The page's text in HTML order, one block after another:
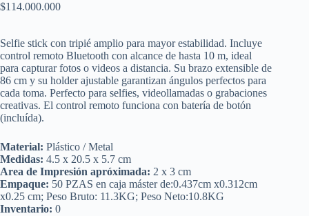
$114.000.000
Selfie stick con tripié amplio para mayor estabilidad. Incluye
control remoto Bluetooth con alcance de hasta 10 m, ideal
para capturar fotos o videos a distancia. Su brazo extensible de
86 cm y su holder ajustable garantizan ángulos perfectos para
cada toma. Perfecto para selfies, videollamadas o grabaciones
creativas. El control remoto funciona con batería de botón
(incluída).
Material: Plástico / Metal
Medidas: 4.5 x 20.5 x 5.7 cm
Area de Impresión apróximada: 2 x 3 cm
Empaque: 50 PZAS en caja máster de:0.437cm x0.312cm
x0.25 cm; Peso Bruto: 11.3KG; Peso Neto:10.8KG
Inventario: 0